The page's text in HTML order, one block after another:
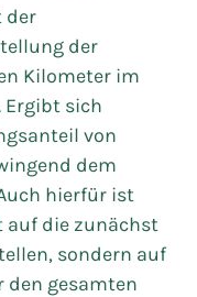
der
der
Kilometer im
Ergibt sich
von
dem
hierfür ist
auf die zunächst
sondern auf
den gesamten